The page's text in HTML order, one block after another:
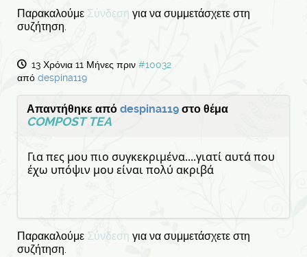
Παρακαλούμε Σύνδεση για να συμμετάσχετε στη
συζήτηση.
13 Χρόνια 11 Μήνες πριν #10032
από despina119
Απαντήθηκε από despina119 στο θέμα
COMPOST TEA
Για πες μου πιο συγκεκριμένα....γιατί αυτά που
έχω υπόψιν μου είναι πολύ ακριβά
Παρακαλούμε Σύνδεση για να συμμετάσχετε στη
συζήτηση.